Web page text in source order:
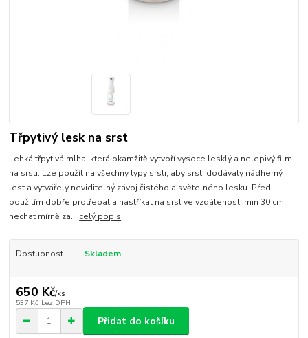
Třpytivý lesk na srst
Lehká třpytivá mlha, která okamžitě vytvoří vysoce lesklý a nelepivý film
na srsti. Lze použít na všechny typy srsti, aby srsti dodávaly nádherný
lest a vytvářely neviditelný závoj čistého a světelného lesku. Před
použitím dobře protřepat a nastříkat na srst ve vzdálenosti min 30 cm,
nechat mírně za... celý popis
Dostupnost Skladem
650 Kč/ks
537 Kč bez DPH
Přidat do košíku